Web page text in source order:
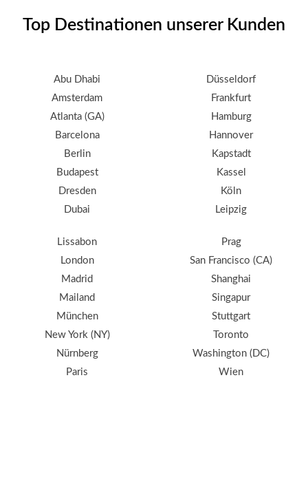
Top Destinationen unserer Kunden
Abu Dhabi
Amsterdam
Atlanta (GA)
Barcelona
Berlin
Budapest
Dresden
Dubai
Düsseldorf
Frankfurt
Hamburg
Hannover
Kapstadt
Kassel
Köln
Leipzig
Lissabon
London
Madrid
Mailand
München
New York (NY)
Nürnberg
Paris
Prag
San Francisco (CA)
Shanghai
Singapur
Stuttgart
Toronto
Washington (DC)
Wien